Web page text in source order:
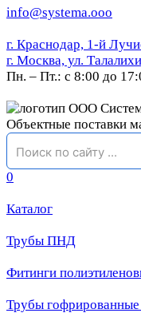
info@systema.ooo
г. Краснодар, 1-й
г. Москва, ул.
Пн. – Пт.: с 8:00 до
Объектные поставки
0
Каталог
Трубы ПНД
Фитинги
Трубы гофрированные